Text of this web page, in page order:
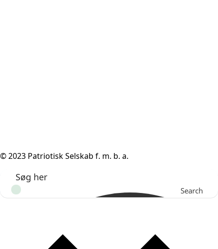
© 2023 Patriotisk Selskab f. m. b. a.
Search